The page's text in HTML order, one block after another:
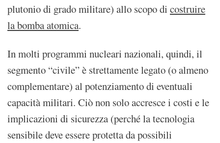
plutonio di grado militare) allo scopo di costruire
la bomba atomica.
In molti programmi nucleari nazionali, quindi, il
segmento “civile” è strettamente legato (o almeno
complementare) al potenziamento di eventuali
capacità militari. Ciò non solo accresce i costi e le
implicazioni di sicurezza (perché la tecnologia
sensibile deve essere protetta da possibili